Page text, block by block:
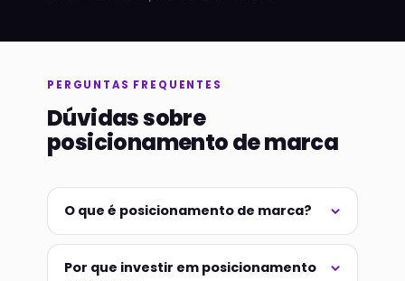
PERGUNTAS FREQUENTES
Dúvidas sobre
posicionamento de marca
O que é posicionamento de marca?
Por que investir em posicionamento